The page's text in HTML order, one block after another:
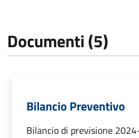
Documenti (5)
Bilancio Preventivo
Bilancio di previsione